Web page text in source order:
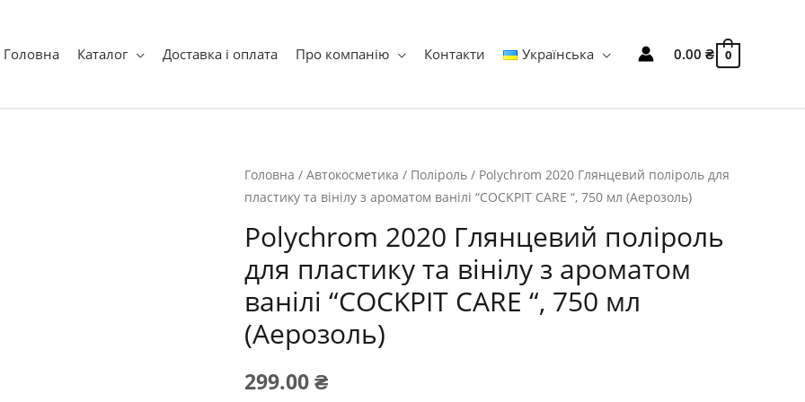
Головна Каталог Доставка і оплата Про компанію Контакти Українська 0.00 ₴ 0
Головна / Автокосметика / Поліроль / Polychrom 2020 Глянцевий поліроль для
пластику та вінілу з ароматом ванілі “COCKPIT CARE “, 750 мл (Аерозоль)
Polychrom 2020 Глянцевий поліроль
для пластику та вінілу з ароматом
ванілі “COCKPIT CARE “, 750 мл
(Аерозоль)
299.00₴